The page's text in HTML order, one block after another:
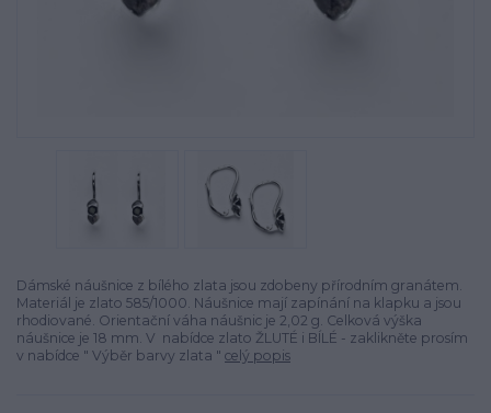
Dámské náušnice z bílého zlata jsou zdobeny přírodním granátem.
Materiál je zlato 585/1000. Náušnice mají zapínání na klapku a jsou
rhodiované. Orientační váha náušnic je 2,02 g. Celková výška
náušnice je 18 mm. V nabídce zlato ŽLUTÉ i BÍLÉ - zaklikněte prosím
v nabídce " Výběr barvy zlata " celý popis